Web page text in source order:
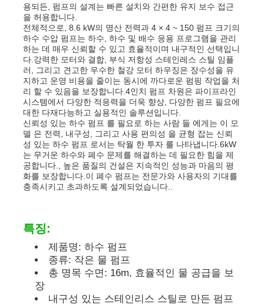
공장 투어
품질 관리
연락처
뉴스
모든 케이스
디젤 발전기 세트
가솔린 발전기 세트
용되든, 펌프의 설계는 빠른 설치와 간편한 유지 보수 접근
을 허용합니다.
전체적으로, 8.6 kW의 명산 전력과 4 × 4 ~ 150 펌프 크기의
하수 수압 펌프는 하수, 하수 및 배수 응용 프로그램을 관리
하는 데 매우 신뢰할 수 있고 효율적이며 내구적인 선택입니
다.강력한 모터와 결합, 부식 저항성 스테인레스 스틸 임플
러, 그리고 견고한 우수한 철강 모터 하우징은 장수성을 유
지하고 운영 비용을 줄이는 동시에 까다로운 펌핑 작업을 처
리 할 수 있음을 보장합니다.4인치 펌프 차원은 파이프라인
시스템에서 다양한 적응력을 더욱 향상, 다양한 펌프 필요에
대한 다재다능하고 실용적인 솔루션입니다.
신뢰성 있는 하수 펌프 를 필요로 하는 사람 들 에게는 이 모
델 은 전력, 내구성, 그리고 사용 편의성 을 균형 잡는 신뢰
성 있는 하수 펌프 로서는 탁월 한 투자 를 나타냅니다.6kW
는 무거운 하수와 폐수 문제를 해결하는 데 필요한 힘을 제
공합니다., 높은 품질의 건설은 지속적인 성능과 마음의 평
화를 보장합니다.이 폐수 펌프는 전문가와 사용자의 기대를
충족시키고 초과하도록 설계되었습니다..
특징:
제품명: 하수 펌프
종류: 작은 물 펌프
총 명목 수면: 16m, 효율적인 물 공급을 보
장
내구성 있는 스테인리스 스틸로 만든 펌프